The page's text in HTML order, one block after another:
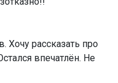
Хочу рассказать про
впечатлён. Не